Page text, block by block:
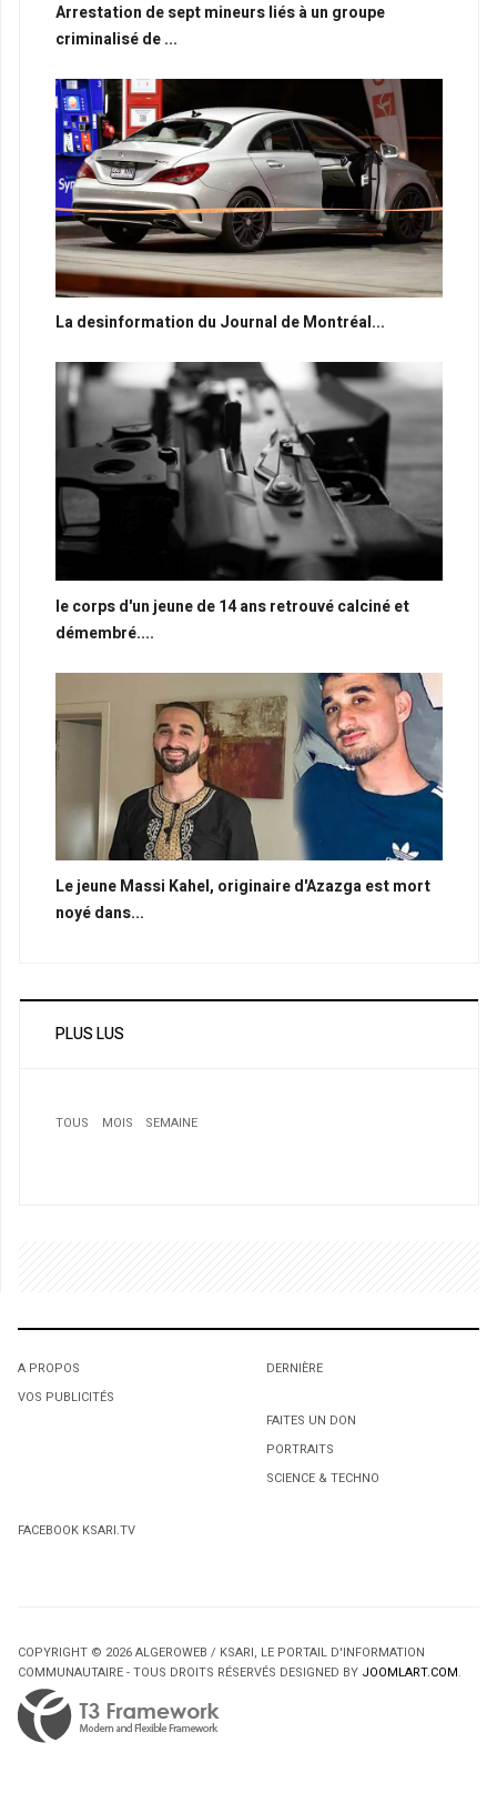
Arrestation de sept mineurs liés à un groupe
criminalisé de ...
La desinformation du Journal de Montréal...
le corps d'un jeune de 14 ans retrouvé calciné et
démembré....
Le jeune Massi Kahel, originaire d'Azazga est mort
noyé dans...
PLUS LUS
TOUS MOIS
SEMAINE
par le BF
4
1
L'octroi accidentel du Gant Court.
Protection de la jeunesse: «Il faut débarquer dans les
DPJ», insiste Isabelle Maréchal
1
L'octroi accidentel du Gant Court.
Protection de la jeunesse: «Il faut débarquer dans les
DPJ», insiste Isabelle Maréchal
A PROPOS
VOS PUBLICITÉS
DERNIÈRE
FAITES UN DON
PORTRAITS
SCIENCE & TECHNO
FACEBOOK KSARI.TV
COPYRIGHT © 2026 ALGEROWEB / KSARI, LE PORTAIL D'INFORMATION
COMMUNAUTAIRE - TOUS DROITS RÉSERVÉS DESIGNED BY JOOMLART.COM.